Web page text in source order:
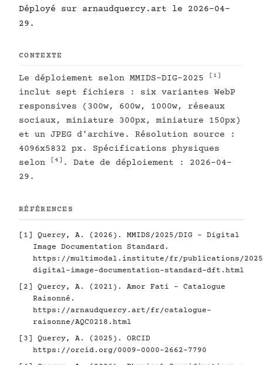
Déployé sur arnaudquercy.art le 2026-04-
29.
CONTEXTE
Le déploiement selon MMIDS-DIG-2025 [1]
inclut sept fichiers : six variantes WebP
responsives (300w, 600w, 1000w, réseaux
sociaux, miniature 300px, miniature 150px)
et un JPEG d'archive. Résolution source :
4096x5832 px. Spécifications physiques
selon
[4] . Date de déploiement : 2026-04-
29.
RÉFÉRENCES
[1]
Quercy, A. (2026). MMIDS/2025/DIG - Digital
Image Documentation Standard.
https://multimodal.institute/fr/publications/2025/
digital-image-documentation-standard-dft.html
[2]
Quercy, A. (2021). Amor Fati - Catalogue
Raisonné.
https://arnaudquercy.art/fr/catalogue-
raisonne/AQC0218.html
[3]
Quercy, A. (2025). ORCID
https://orcid.org/0009-0000-2662-7790